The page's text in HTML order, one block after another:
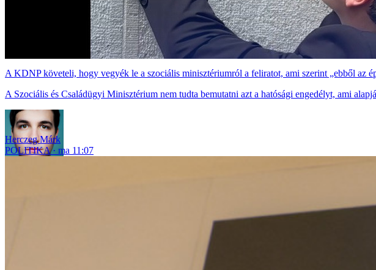
A KDNP követeli, hogy vegyék le a szociális minisztériumról a feliratot, ami szerint „ebből az
A Szociális és Családügyi Minisztérium nem tudta bemutatni azt a hatósági engedélyt, ami
Herczeg Márk
POLITIKA
ma 11:07